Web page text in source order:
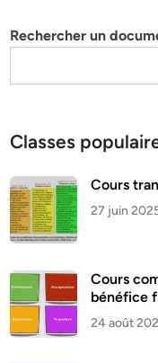
Rechercher un
Classes
Cours
27 juin
Cours
bénéfice
24 août